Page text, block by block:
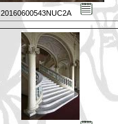
20160600543NUC2A